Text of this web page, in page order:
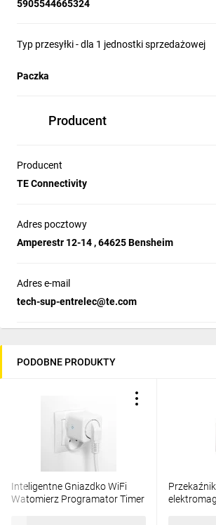
5905544665324
Typ przesyłki - dla 1 jednostki sprzedażowej
Paczka
Producent
Producent
TE Connectivity
Adres pocztowy
Amperestr 12-14 , 64625 Bensheim
Adres e-mail
tech-sup-entrelec@te.com
PODOBNE PRODUKTY
Inteligentne Gniazdko WiFi
Watomierz Programator Timer
Przekaźnik